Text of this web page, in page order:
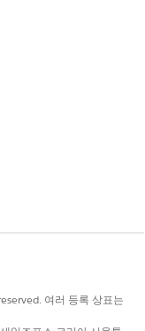
여러 등록 상표는